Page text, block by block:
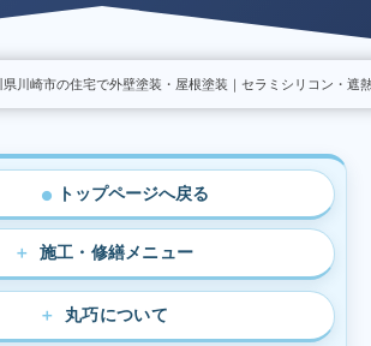
県川崎市の住宅で外壁塗装・屋根塗装｜セラミシリコン・遮
● トップページへ戻る
施工・修繕メニュー
丸巧について